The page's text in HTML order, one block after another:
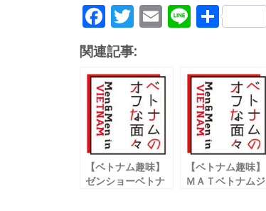
F
ac
e
b
o
o
k
T
itt
er
E
l
Li 共
関連記事:
【ベトナム趣味】
ゼンショーベトナ
【ベトナム趣味】
ＭＡＴベトナムジ